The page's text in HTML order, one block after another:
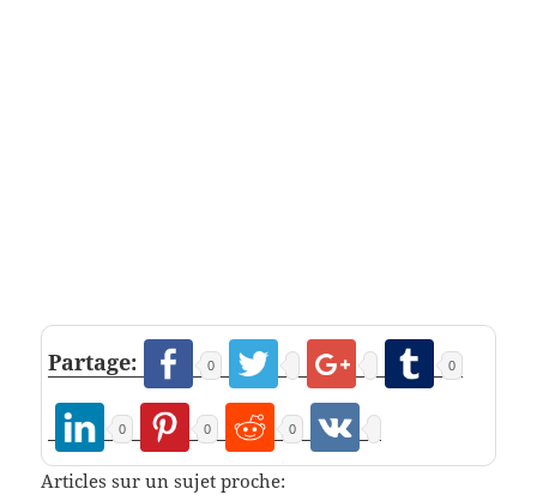
Partage: 0 0
0 0 0
Articles sur un sujet proche: